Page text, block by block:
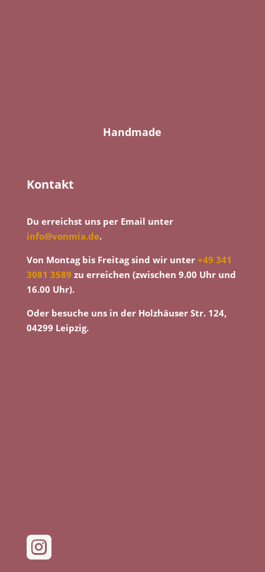
Handmade
Kontakt
Du erreichst uns per Email unter
info@vonmia.de.
Von Montag bis Freitag sind wir unter +49 341
3081 3589 zu erreichen (zwischen 9.00 Uhr und
16.00 Uhr).
Oder besuche uns in der Holzhäuser Str. 124,
04299 Leipzig.
